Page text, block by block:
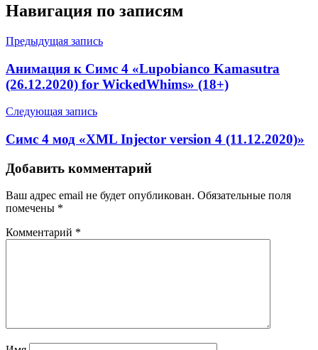
Навигация по записям
Предыдущая запись
Анимация к Симс 4 «Lupobianco Kamasutra
(26.12.2020) for WickedWhims» (18+)
Следующая запись
Симс 4 мод «XML Injector version 4 (11.12.2020)»
Добавить комментарий
Ваш адрес email не будет опубликован. Обязательные поля
помечены *
Комментарий *